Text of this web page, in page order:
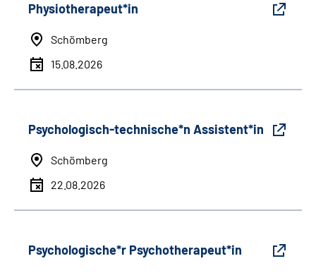
Physiotherapeut*in
Schömberg
15.08.2026
Psychologisch-technische*n Assistent*in
Schömberg
22.08.2026
Psychologische*r Psychotherapeut*in